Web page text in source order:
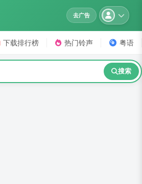
去广告
下载排行榜 热门铃声 粤语
搜索